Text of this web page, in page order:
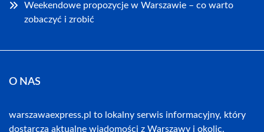
Weekendowe propozycje w Warszawie – co warto
zobaczyć i zrobić
O NAS
warszawaexpress.pl to lokalny serwis informacyjny, który
dostarcza aktualne wiadomości z Warszawy i okolic.